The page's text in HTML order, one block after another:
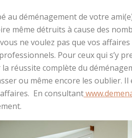
au déménagement de votre
même détruits à cause des
ne voulez pas que vos
Pour ceux qui s’y
réussite complète du
ou même encore les oublier.
En consultant